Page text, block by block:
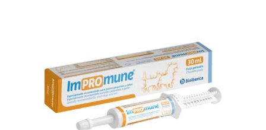
Happy Dog — Německá kvalita a přirozené složení
Hill’s pro psy
Hračky pro psy